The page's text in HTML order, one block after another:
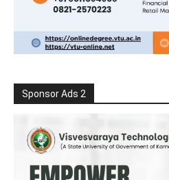
Sponsor Ads 2